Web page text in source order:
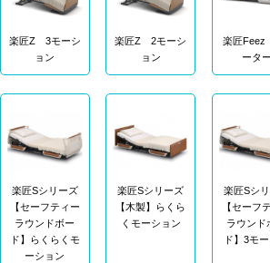
楽匠Z 3モーシ
ョン
楽匠Z 2モーシ
ョン
楽匠
ーター
楽匠Sシリーズ
【セーフティー
ラウンドボー
ド】らくらくモ
ーション
楽匠Sシリーズ
【木製】らくら
くモーション
楽匠Sシ
【セーフ
ラウンド
ド】3モ